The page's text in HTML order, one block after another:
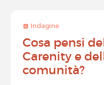
Indagine
Cosa pensi
Carenity e
comunità?